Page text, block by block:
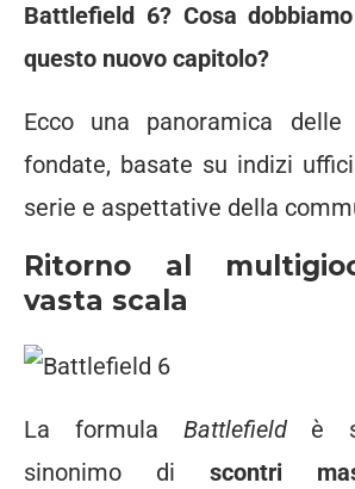
Battlefield 6? Cosa
questo nuovo capitolo?
Ecco una panoramica delle
fondate, basate su indizi
serie e aspettative della
Ritorno al
vasta scala
La formula Battlefieldè
sinonimo di scontri